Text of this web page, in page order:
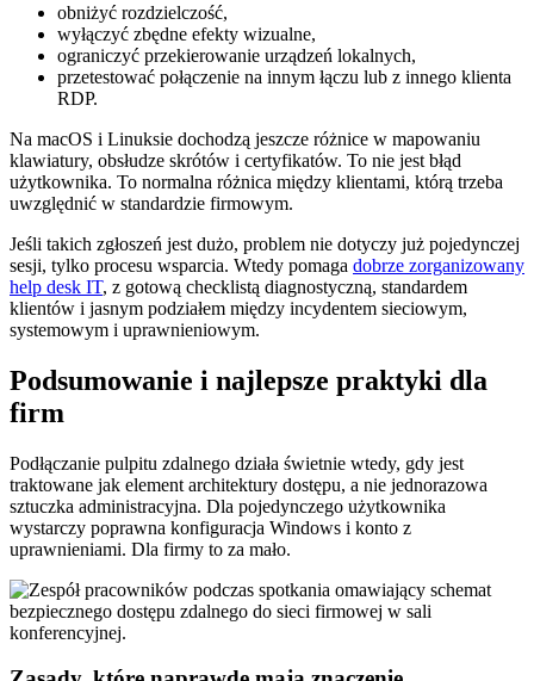
obniżyć rozdzielczość,
wyłączyć zbędne efekty wizualne,
ograniczyć przekierowanie urządzeń lokalnych,
przetestować połączenie na innym łączu lub z innego klienta
RDP.
Na macOS i Linuksie dochodzą jeszcze różnice w mapowaniu
klawiatury, obsłudze skrótów i certyfikatów. To nie jest błąd
użytkownika. To normalna różnica między klientami, którą trzeba
uwzględnić w standardzie firmowym.
Jeśli takich zgłoszeń jest dużo, problem nie dotyczy już pojedynczej
sesji, tylko procesu wsparcia. Wtedy pomaga dobrze zorganizowany
help desk IT, z gotową checklistą diagnostyczną, standardem
klientów i jasnym podziałem między incydentem sieciowym,
systemowym i uprawnieniowym.
Podsumowanie i najlepsze praktyki dla
firm
Podłączanie pulpitu zdalnego działa świetnie wtedy, gdy jest
traktowane jak element architektury dostępu, a nie jednorazowa
sztuczka administracyjna. Dla pojedynczego użytkownika
wystarczy poprawna konfiguracja Windows i konto z
uprawnieniami. Dla firmy to za mało.